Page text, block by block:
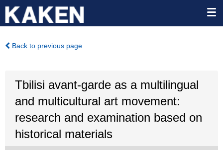
Back to previous page
Tbilisi avant-garde as a multilingual
and multicultural art movement:
research and examination based on
historical materials